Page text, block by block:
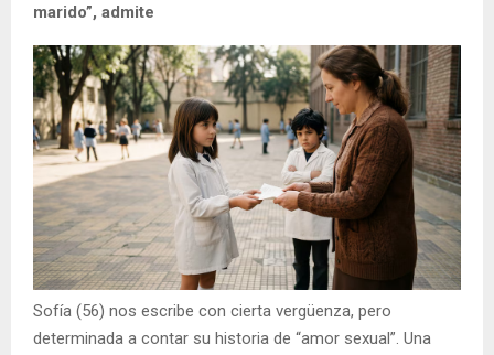
marido”, admite
Sofía (56) nos escribe con cierta vergüenza, pero
determinada a contar su historia de “amor sexual”. Una